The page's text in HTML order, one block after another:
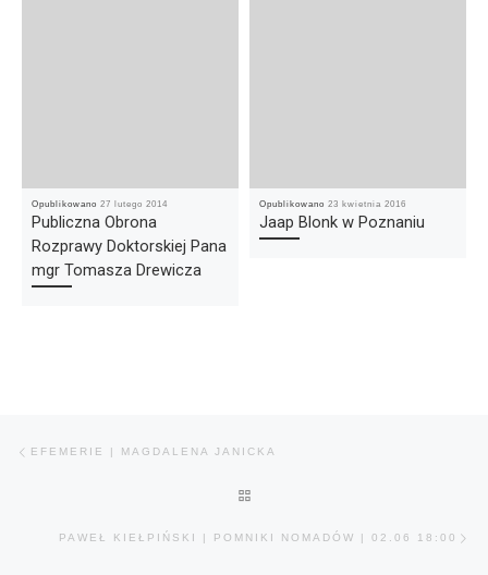
Opublikowano 27 lutego 2014
Publiczna Obrona
Rozprawy Doktorskiej Pana
mgr Tomasza Drewicza
Opublikowano 23 kwietnia 2016
Jaap Blonk w Poznaniu
EFEMERIE | MAGDALENA JANICKA
PAWEŁ KIEŁPIŃSKI | POMNIKI NOMADÓW | 02.06 18:00